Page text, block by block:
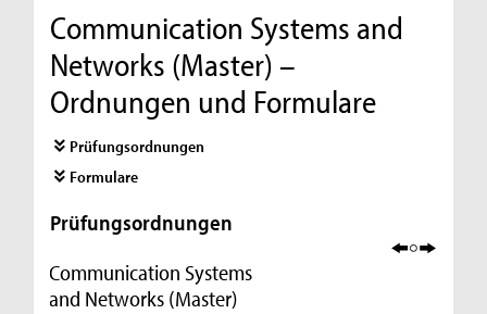
Communication Systems and
Networks (Master) –
Ordnungen und Formulare
Prüfungsordnungen
Formulare
Prüfungsordnungen
Communication Systems
and Networks (Master)